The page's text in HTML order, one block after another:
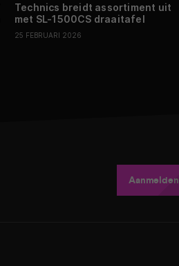
Technics breidt assortiment uit
met SL-1500CS draaitafel
25 FEBRUARI 2026
Aanmelden